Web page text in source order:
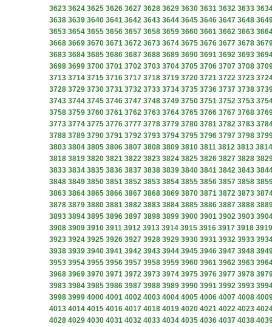
3623 3624 3625 3626 3627 3628 3629 3630 3631 3632 3633
3638 3639 3640 3641 3642 3643 3644 3645 3646 3647 3648
3653 3654 3655 3656 3657 3658 3659 3660 3661 3662 3663
3668 3669 3670 3671 3672 3673 3674 3675 3676 3677 3678
3683 3684 3685 3686 3687 3688 3689 3690 3691 3692 3693
3698 3699 3700 3701 3702 3703 3704 3705 3706 3707 3708
3713 3714 3715 3716 3717 3718 3719 3720 3721 3722 3723
3728 3729 3730 3731 3732 3733 3734 3735 3736 3737 3738
3743 3744 3745 3746 3747 3748 3749 3750 3751 3752 3753
3758 3759 3760 3761 3762 3763 3764 3765 3766 3767 3768
3773 3774 3775 3776 3777 3778 3779 3780 3781 3782 3783
3788 3789 3790 3791 3792 3793 3794 3795 3796 3797 3798
3803 3804 3805 3806 3807 3808 3809 3810 3811 3812 3813 3814
3818 3819 3820 3821 3822 3823 3824 3825 3826 3827 3828
3833 3834 3835 3836 3837 3838 3839 3840 3841 3842 3843
3848 3849 3850 3851 3852 3853 3854 3855 3856 3857 3858
3863 3864 3865 3866 3867 3868 3869 3870 3871 3872 3873
3878 3879 3880 3881 3882 3883 3884 3885 3886 3887 3888
3893 3894 3895 3896 3897 3898 3899 3900 3901 3902 3903
3908 3909 3910 3911 3912 3913 3914 3915 3916 3917 3918 3919
3923 3924 3925 3926 3927 3928 3929 3930 3931 3932 3933
3938 3939 3940 3941 3942 3943 3944 3945 3946 3947 3948
3953 3954 3955 3956 3957 3958 3959 3960 3961 3962 3963
3968 3969 3970 3971 3972 3973 3974 3975 3976 3977 3978
3983 3984 3985 3986 3987 3988 3989 3990 3991 3992 3993
3998 3999 4000 4001 4002 4003 4004 4005 4006 4007 4008
4013 4014 4015 4016 4017 4018 4019 4020 4021 4022 4023
4028 4029 4030 4031 4032 4033 4034 4035 4036 4037 4038